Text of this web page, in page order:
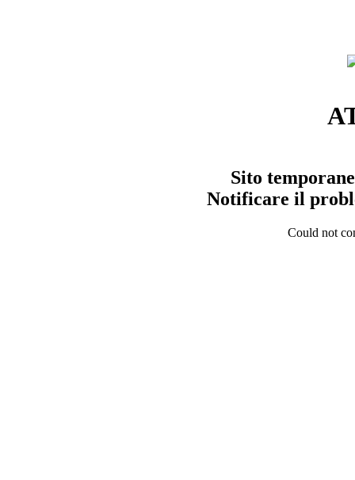
Sito
Notificare il
Could not